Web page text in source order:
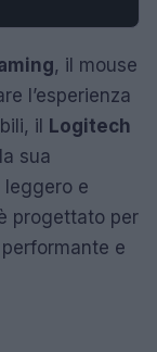
, il mouse
l’esperienza
il
Logitech
sua
leggero e
progettato per
e